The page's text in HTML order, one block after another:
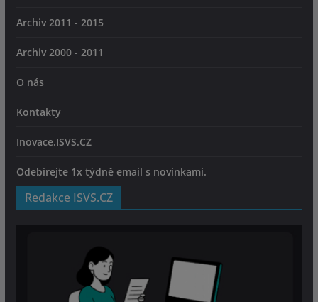
Archiv 2011 - 2015
Archiv 2000 - 2011
O nás
Kontakty
Inovace.ISVS.CZ
Odebírejte 1x týdně email s novinkami.
Redakce ISVS.CZ